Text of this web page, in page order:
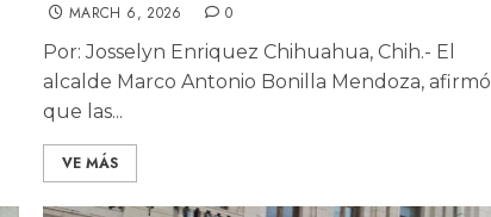
MARCH 6, 2026 0
Por: Josselyn Enriquez Chihuahua, Chih.- El
alcalde Marco Antonio Bonilla Mendoza, afirmó
que las...
VE MÁS